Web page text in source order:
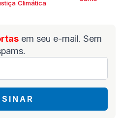
Climática
em seu e-mail. Sem